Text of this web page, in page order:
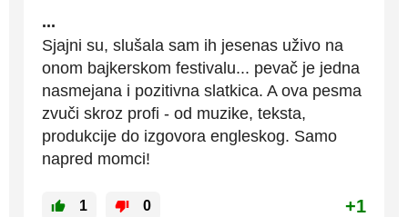
...
Sjajni su, slušala sam ih jesenas uživo na
onom bajkerskom festivalu... pevač je jedna
nasmejana i pozitivna slatkica. A ova pesma
zvuči skroz profi - od muzike, teksta,
produkcije do izgovora engleskog. Samo
napred momci!
1 0 +1